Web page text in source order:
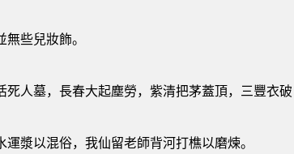
些兒妝飾。
人墓，長春大起塵勞，紫清把茅蓋頂，三豐衣破
漿以混俗，我仙留老師背河打樵以磨煉。